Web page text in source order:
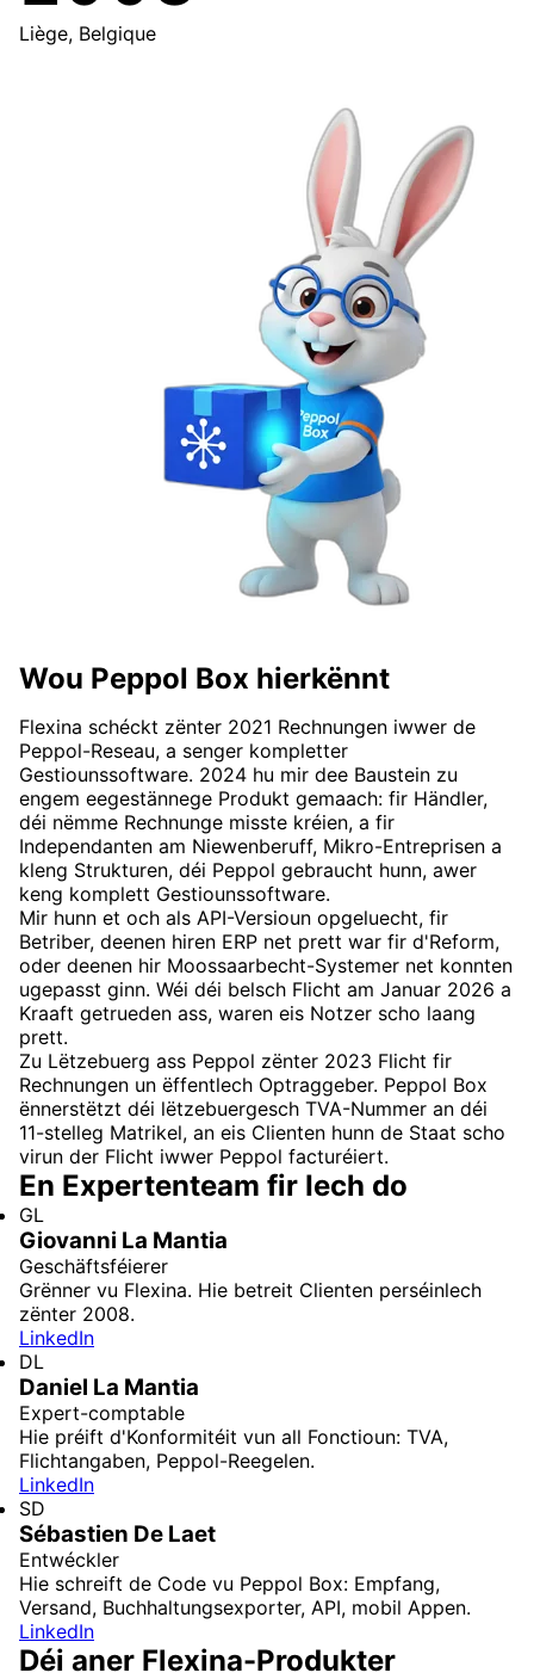
Liège, Belgique
Wou Peppol Box hierkënnt
Flexina schéckt zënter 2021 Rechnungen iwwer de
Peppol-Reseau, a senger kompletter
Gestiounssoftware. 2024 hu mir dee Baustein zu
engem eegestännege Produkt gemaach: fir Händler,
déi nëmme Rechnunge misste kréien, a fir
Independanten am Niewenberuff, Mikro-Entreprisen a
kleng Strukturen, déi Peppol gebraucht hunn, awer
keng komplett Gestiounssoftware.
Mir hunn et och als API-Versioun opgeluecht, fir
Betriber, deenen hiren ERP net prett war fir d'Reform,
oder deenen hir Moossaarbecht-Systemer net konnten
ugepasst ginn. Wéi déi belsch Flicht am Januar 2026 a
Kraaft getrueden ass, waren eis Notzer scho laang
prett.
Zu Lëtzebuerg ass Peppol zënter 2023 Flicht fir
Rechnungen un ëffentlech Optraggeber. Peppol Box
ënnerstëtzt déi lëtzebuergesch TVA-Nummer an déi
11-stelleg Matrikel, an eis Clienten hunn de Staat scho
virun der Flicht iwwer Peppol facturéiert.
En Expertenteam fir Iech do
GL
Giovanni La Mantia
Geschäftsféierer
Grënner vu Flexina. Hie betreit Clienten perséinlech
zënter 2008.
LinkedIn
DL
Daniel La Mantia
Expert-comptable
Hie préift d'Konformitéit vun all Fonctioun: TVA,
Flichtangaben, Peppol-Reegelen.
LinkedIn
SD
Sébastien De Laet
Entwéckler
Hie schreift de Code vu Peppol Box: Empfang,
Versand, Buchhaltungsexporter, API, mobil Appen.
LinkedIn
Déi aner Flexina-Produkter